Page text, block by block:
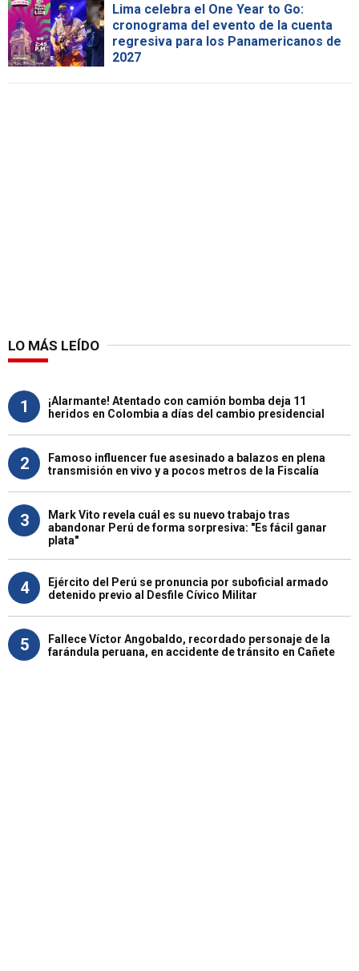
Lima celebra el One Year to Go:
cronograma del evento de la cuenta
regresiva para los Panamericanos de
2027
LO MÁS LEÍDO
1
¡Alarmante! Atentado con camión bomba deja 11
heridos en Colombia a días del cambio presidencial
2
Famoso influencer fue asesinado a balazos en plena
transmisión en vivo y a pocos metros de la Fiscalía
3
Mark Vito revela cuál es su nuevo trabajo tras
abandonar Perú de forma sorpresiva: "Es fácil ganar
plata"
4
Ejército del Perú se pronuncia por suboficial armado
detenido previo al Desfile Cívico Militar
5
Fallece Víctor Angobaldo, recordado personaje de la
farándula peruana, en accidente de tránsito en Cañete